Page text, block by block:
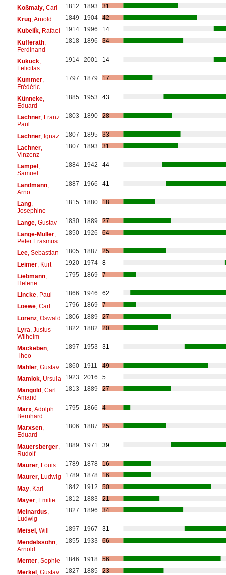
Koßmaly, Carl 1812 1893
31
Krug, Arnold 1849 1904
42
Kubelík, Rafael 1914 1996
14
Kufferath,
Ferdinand
1818 1896 34
Kukuck,
Felicitas
1914 2001 14
Kummer,
Frédéric
1797 1879 17
Künneke,
Eduard
1885 1953 43
Lachner, Franz
Paul
1803 1890 28
Lachner, Ignaz 1807 1895
33
Lachner,
Vinzenz
1807 1893 31
Lampel,
Samuel
1884 1942 44
Landmann,
Arno
1887 1966 41
Lang,
Josephine
1815 1880 18
Lange, Gustav 1830 1889
27
Lange-Müller,
Peter Erasmus
1850 1926 64
Lee, Sebastian 1805 1887
25
Leimer, Kurt 1920 1974
8
Liebmann,
Helene
1795 1869 7
Lincke, Paul 1866 1946
62
Loewe, Carl 1796 1869
7
Lorenz, Oswald 1806 1889
27
Lyra , Justus
Wilhelm
1822 1882 20
Mackeben,
Theo
1897 1953 31
Mahler, Gustav 1860 1911
49
Mamlok, Ursula 1923 2016
5
Mangold, Carl
Amand
1813 1889 27
Marx, Adolph
Bernhard
1795 1866 4
Marxsen,
Eduard
1806 1887 25
Mauersberger,
Rudolf
1889 1971 39
Maurer, Louis 1789 1878
16
Maurer, Ludwig 1789 1878
16
May, Karl 1842 1912
50
Mayer, Emilie 1812 1883
21
Meinardus
Ludwig
1827 1896 34
Meisel, Will 1897 1967
31
Mendelssohn,
Arnold
1855 1933 66
Menter, Sophie 1846 1918
56
Merkel, Gustav 1827 1885 23